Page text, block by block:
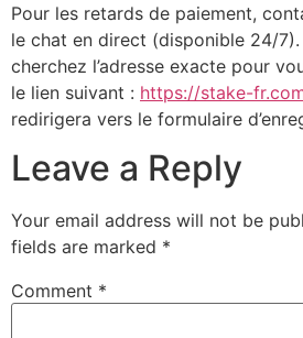
Pour les retards de paiement,
le chat en direct (disponible 24/
cherchez l’adresse exacte pour
le lien suivant : https://stake-
redirigera vers le formulaire
Leave a Reply
Your email address will not be
fields are marked *
Comment *